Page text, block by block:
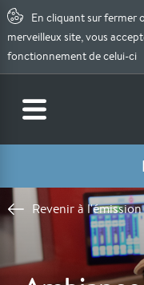
En cliquant sur fermer
merveilleux site, vous
fonctionnement de celui-ci
Revenir à l'émission